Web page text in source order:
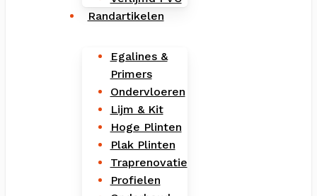
Randartikelen
Egalines &
Primers
Ondervloeren
Lijm & Kit
Hoge Plinten
Plak Plinten
Traprenovatie
Profielen